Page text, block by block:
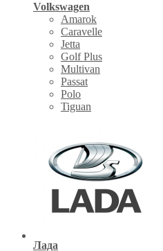
Volkswagen
Amarok
Caravelle
Jetta
Golf Plus
Multivan
Passat
Polo
Tiguan
Лада